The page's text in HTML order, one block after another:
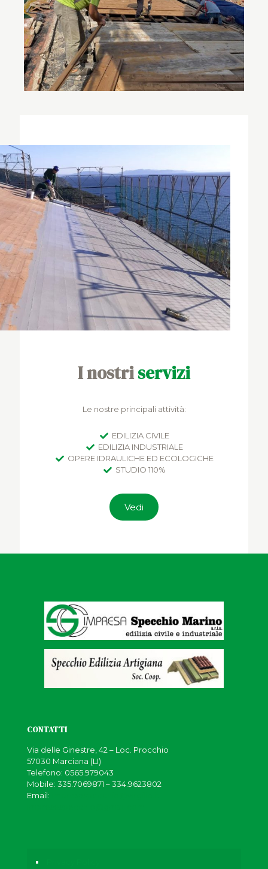
I nostriservizi
Le nostre principali attività:
EDILIZIA CIVILE
EDILIZIA INDUSTRIALE
OPERE IDRAULICHE ED ECOLOGICHE
STUDIO 110%
Vedi
CONTATTI
Via delle Ginestre, 42 – Loc. Procchio
57030 Marciana (LI)
Telefono: 0565.979043
Mobile: 335.7069871 –334.9623802
Email: